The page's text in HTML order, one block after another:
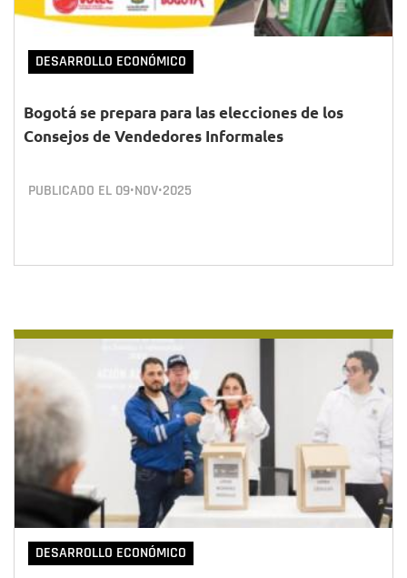
DESARROLLO ECONÓMICO
Bogotá se prepara para las elecciones de los
Consejos de Vendedores Informales
PUBLICADO EL 09•NOV•2025
DESARROLLO ECONÓMICO